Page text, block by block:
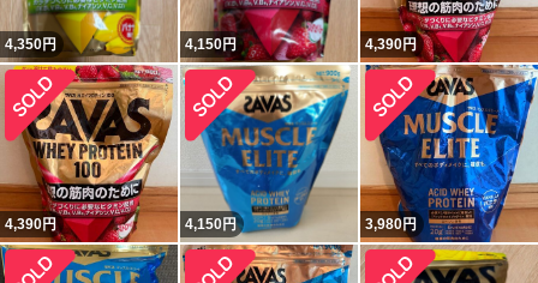
4,350円 4,150円 4,390円
4,390円 4,150円 3,980円